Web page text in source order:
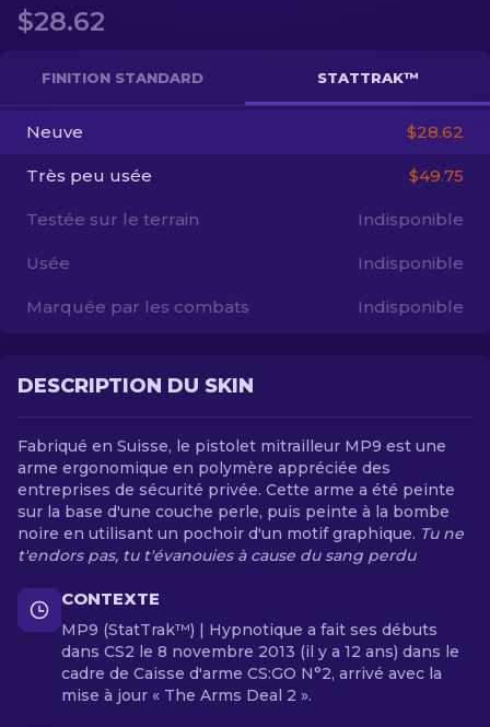
FR
$28.62
FINITION STANDARD STATTRAK™
Neuve $28.62
Très peu usée $49.75
Testée sur le terrain Indisponible
Usée Indisponible
Marquée par les combats Indisponible
DESCRIPTION DU SKIN
Fabriqué en Suisse, le pistolet mitrailleur MP9 est une
arme ergonomique en polymère appréciée des
entreprises de sécurité privée. Cette arme a été peinte
sur la base d'une couche perle, puis peinte à la bombe
noire en utilisant un pochoir d'un motif graphique. Tu ne
t'endors pas, tu t'évanouies à cause du sang perdu
CONTEXTE
MP9 (StatTrak™) | Hypnotique a fait ses débuts
dans CS2 le 8 novembre 2013 (il y a 12 ans) dans le
cadre de Caisse d'arme CS:GO N°2, arrivé avec la
mise à jour « The Arms Deal 2 ».